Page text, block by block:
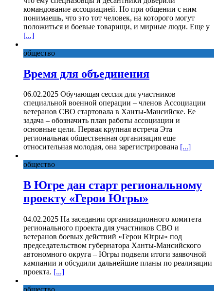
командование ассоциацией. Но при общении с ним
понимаешь, что это тот человек, на которого могут
положиться и боевые товарищи, и мирные люди. Еще у
[...]
общество
Время для объединения
06.02.2025 Обучающая сессия для участников
специальной военной операции – членов Ассоциации
ветеранов СВО стартовала в Ханты-Мансийске. Ее
задача – обозначить план работы ассоциации и
основные цели. Первая крупная встреча Эта
региональная общественная организация еще
относительная молодая, она зарегистрирована [...]
общество
В Югре дан старт региональному
проекту «Герои Югры»
04.02.2025 На заседании организационного комитета
регионального проекта для участников СВО и
ветеранов боевых действий «Герои Югры» под
председательством губернатора Ханты-Мансийского
автономного округа – Югры подвели итоги заявочной
кампании и обсудили дальнейшие планы по реализации
проекта. [...]